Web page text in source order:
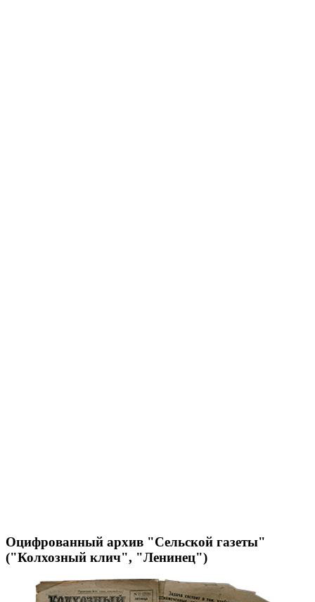
Оцифрованный архив "Сельской газеты"
("Колхозный клич", "Ленинец")